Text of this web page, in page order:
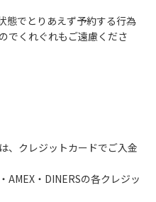
まで（日帰り使用の場合は
ンの手続きを行っていない
ず手続きを行ってくださ
ションに出してください。
による焚き火、キャンプフ
トサウナの設置
態でとりあえず予約する行為
でくれぐれもご遠慮くださ
、クレジットカードでご入金
AMEX・DINERSの各クレジッ